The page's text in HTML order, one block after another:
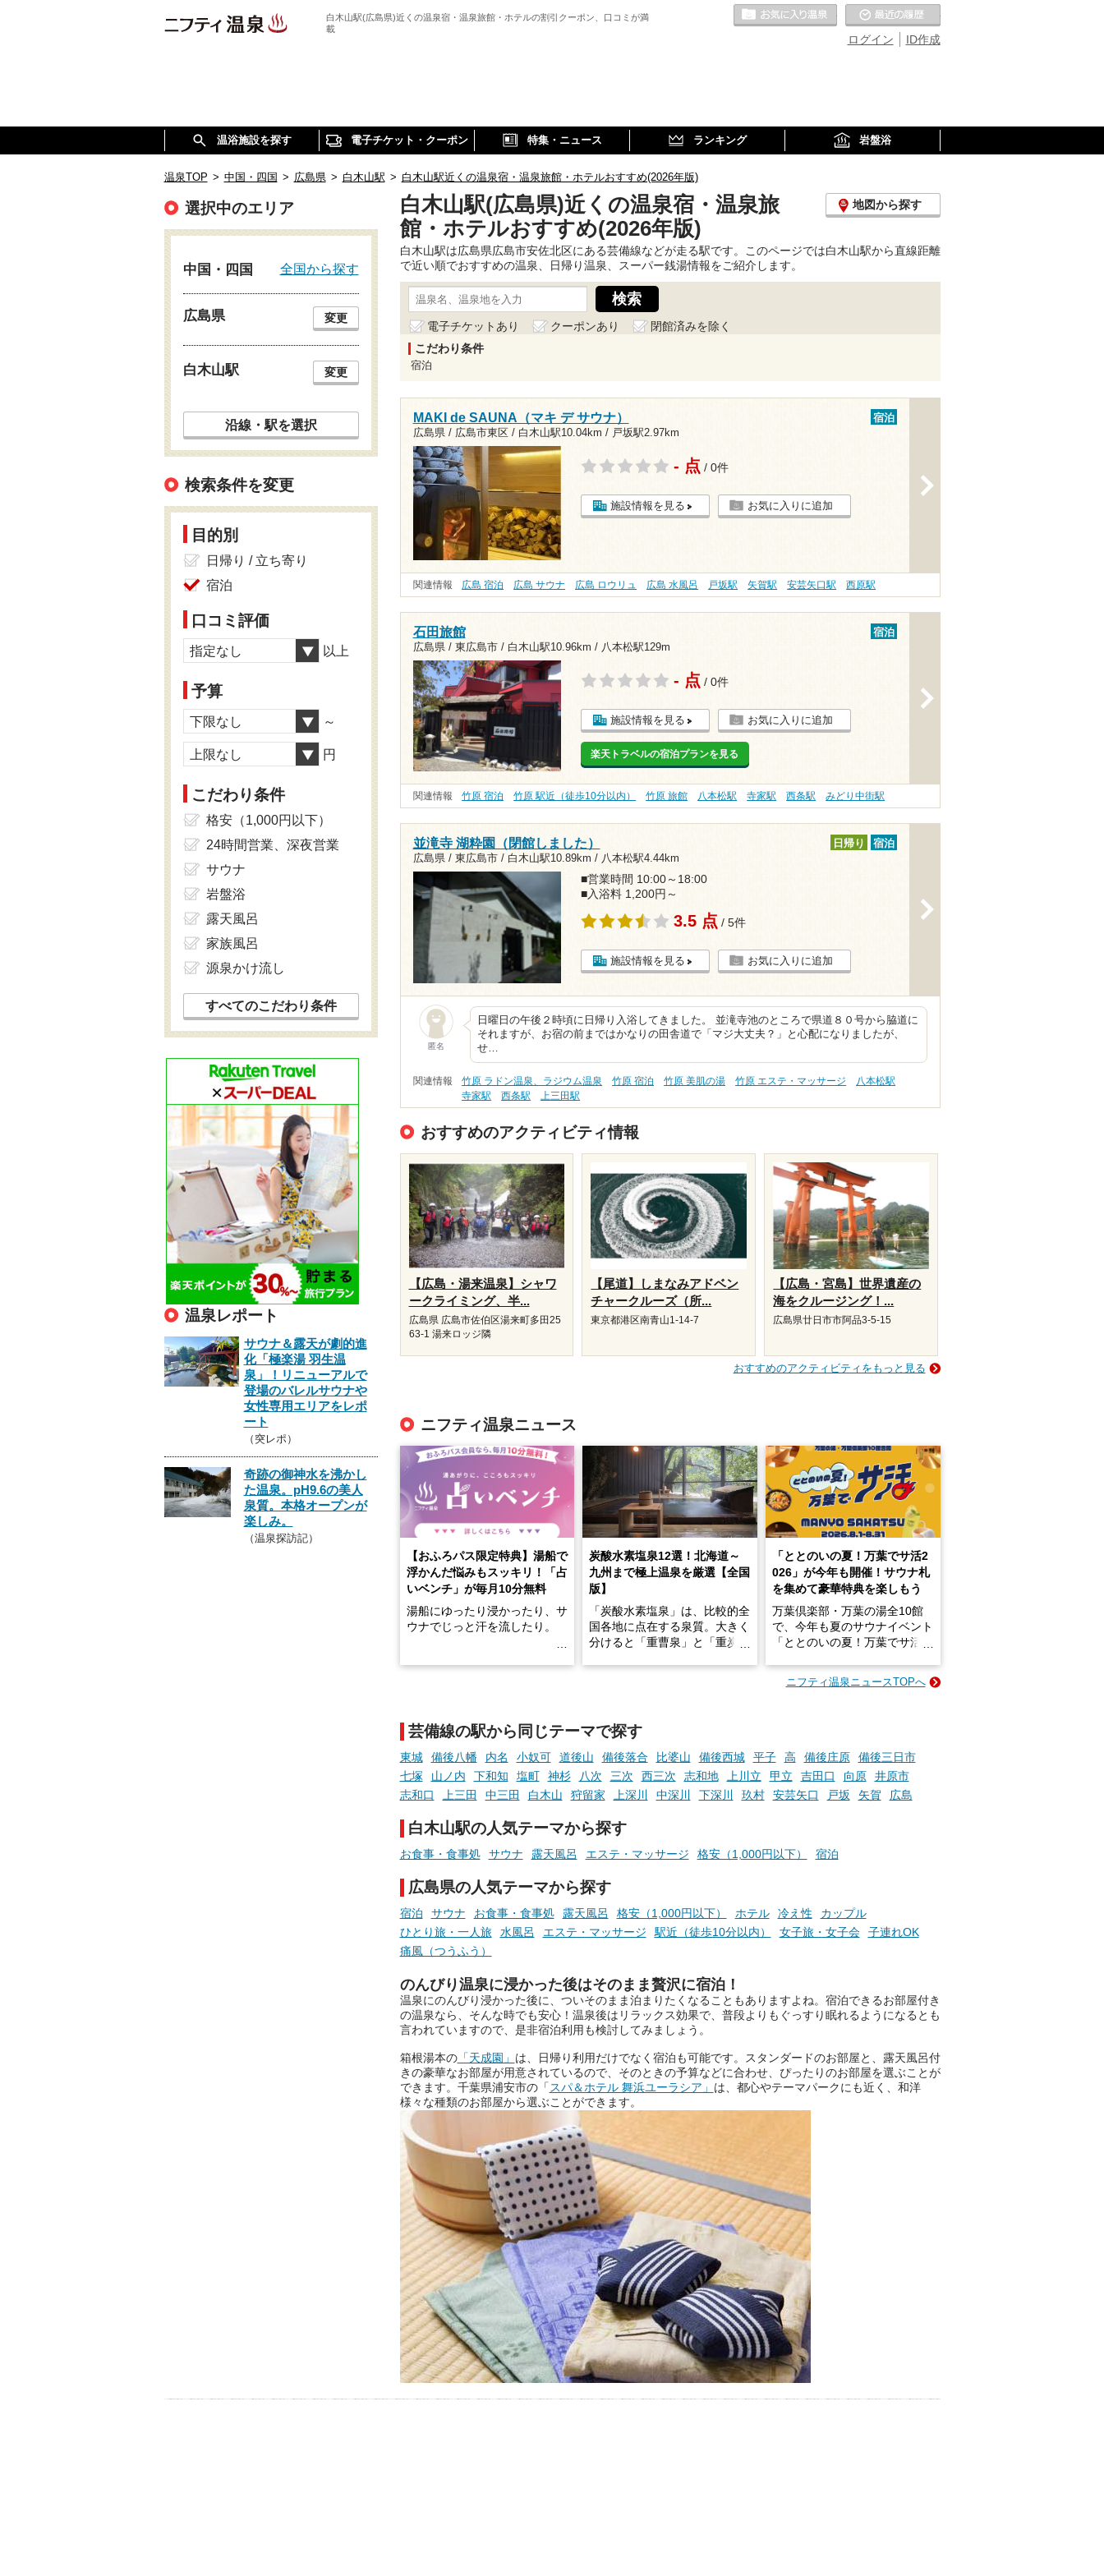
白木山駅(広島県)近くの温泉宿・温泉旅館・ホテルの割引クーポン、口コミが満
載
ID作成
ログイン
お気に入りの温泉
温浴施設を探す 電子チケット・クーポン 特集・ニュース ランキング 岩盤浴
温泉TOP > 中国・四国 > 広島県 > 白木山駅 > 白木山駅近くの温泉宿・温泉旅館・ホテルおすすめ(2026年版)
白木山駅(広島県)近くの温泉宿・温泉旅
館・ホテルおすすめ(2026年版)
地図から探す
白木山駅は広島県広島市安佐北区にある芸備線などが走る駅です。このページでは白木山駅から直線距離
で近い順でおすすめの温泉、日帰り温泉、スーパー銭湯情報をご紹介します。
電子チケットあり クーポンあり
閉館済みを除く
こだわり条件
宿泊
MAKI de SAUNA（マキ デ サウナ）
広島県 / 広島市東区 / 白木山駅10.04km / 戸坂駅2.97km
宿泊
- 点 / 0件
施設情報を見る お気に入りに追加
関連情報 広島 宿泊 広島 サウナ 広島 ロウリュ 広島 水風呂 戸坂駅 矢賀駅 安芸矢口駅 西原駅
石田旅館
広島県 / 東広島市 / 白木山駅10.96km / 八本松駅129m
宿泊
- 点 / 0件
施設情報を見る お気に入りに追加
楽天トラベルの宿泊プランを見る
関連情報 竹原 宿泊 竹原 駅近（徒歩10分以内） 竹原 旅館 八本松駅 寺家駅 西条駅 みどり中街駅
並滝寺 湖粋園（閉館しました）
広島県 / 東広島市 / 白木山駅10.89km / 八本松駅4.44km
日帰り 宿泊
■営業時間 10:00～18:00
■入浴料 1,200円～
3.5 点 / 5件
施設情報を見る お気に入りに追加
匿名
日曜日の午後２時頃に日帰り入浴してきました。 並滝寺池のところで県道８０号から脇道に
それますが、お宿の前まではかなりの田舎道で「マジ大丈夫？」と心配になりましたが、
せ…
関連情報 竹原 ラドン温泉、ラジウム温泉 竹原 宿泊 竹原 美肌の湯 竹原 エステ・マッサージ
八本松駅
寺家駅
西条駅 上三田駅
おすすめのアクティビティ情報
【広島・湯来温泉】シャワ
ークライミング、半...
広島県 広島市佐伯区湯来町多田25
63-1 湯来ロッジ隣
【尾道】しまなみアドベン
チャークルーズ（所...
東京都港区南青山1-14-7
【広島・宮島】世界遺産の
海をクルージング！...
広島県廿日市市阿品3-5-15
おすすめのアクティビティをもっと見る
ニフティ温泉ニュース
【おふろパス限定特典】湯船で
浮かんだ悩みもスッキリ！「占
いベンチ」が毎月10分無料
湯船にゆったり浸かったり、サ
ウナでじっと汗を流したり。
た「これからのこと」や「ちょ
っとした悩み」が、頭に浮かん
でくることはありませんか？
らこそ向き合える、大切な自分
そんな心のつぶやきを、湯あが
りの温まった心のまま相談でき
たら素敵ですよね。
は、そんなあなたの心のつぶや
きをプロの占い師に相談するこ
とができるサービスです。
おふろパス会員様なら、この特
別なひとときを「毎月10分無
料」でご利用いただけます。
お湯で体がほぐれたら、次は占
い師さんとお話しして、心もほ
ぐしてみませんか？
炭酸水素塩泉12選！北海道～
九州まで極上温泉を厳選【全国
版】
「炭酸水素塩泉」は、比較的全
国各地に点在する泉質。大きく
分けると「重曹泉」と「重炭酸
す。
今回は筆者自ら入浴した中か
ら、日本各地にある炭酸水素塩
泉を12施設セレクト。すべて
しと泉質の良さにこだわりつ
を厳選しました。
「ととのいの夏！万葉でサ活2
026」が今年も開催！サウナ札
を集めて豪華特典を楽しもう
万葉倶楽部・万葉の湯全10館
で、今年も夏のサウナイベント
「ととのいの夏！万葉でサ活2
2026年8月1日（土）～8月31
札」を集めることで、オリジナ
ルグッズや無料券などの特典と
交換可能。
ントも予定されています。ぜひ
───
提供元：万葉倶楽部株式会社
【PR】
ニフティ温泉ニュースTOPへ
芸備線の駅から同じテーマで探す
東城 備後八幡 内名 小奴可 道後山 備後落合 比婆山 備後西城 平子 高 備後庄原
備後三日市
七塚
山ノ内 下和知 塩町 神杉 八次 三次 西三次 志和地 上川立 甲立 吉田口 向原
井原市
志和口
上三田 中三田 白木山 狩留家 上深川 中深川 下深川 玖村 安芸矢口 戸坂 矢賀 広島
白木山駅の人気テーマから探す
お食事・食事処 サウナ 露天風呂 エステ・マッサージ 格安（1,000円以下） 宿泊
広島県の人気テーマから探す
宿泊 サウナ お食事・食事処 露天風呂 格安（1,000円以下） ホテル 冷え性
カップル
ひとり旅・一人旅
水風呂 エステ・マッサージ 駅近（徒歩10分以内） 女子旅・女子会
子連れOK
痛風（つうふう）
のんびり温泉に浸かった後はそのまま贅沢に宿泊！
温泉にのんびり浸かった後に、ついそのまま泊まりたくなることもありますよね。宿泊できるお部屋付き
の温泉なら、そんな時でも安心！温泉後はリラックス効果で、普段よりもぐっすり眠れるようになるとも
言われていますので、是非宿泊利用も検討してみましょう。
箱根湯本の「天成園」 は、日帰り利用だけでなく宿泊も可能です。スタンダードのお部屋と、露天風呂付
きの豪華なお部屋が用意されているので、そのときの予算などに合わせ、ぴったりのお部屋を選ぶことが
できます。千葉県浦安市の「スパ＆ホテル 舞浜ユーラシア」 は、都心やテーマパークにも近く、和洋
様々な種類のお部屋から選ぶことができます。
選択中のエリア
中国・四国 全国から探す
広島県 変更
白木山駅 変更
沿線・駅を選択
検索条件を変更
目的別
日帰り / 立ち寄り
宿泊
口コミ評価
指定なし 以上
予算
下限なし ～
上限なし 円
こだわり条件
格安（1,000円以下）
24時間営業、深夜営業
サウナ
岩盤浴
露天風呂
家族風呂
源泉かけ流し
すべてのこだわり条件
温泉レポート
サウナ＆露天が劇的進
化「極楽湯 羽生温
泉」！リニューアルで
登場のバレルサウナや
女性専用エリアをレポ
ート
（突レポ）
奇跡の御神水を沸かし
た温泉。pH9.6の美人
泉質。本格オープンが
楽しみ。
（温泉探訪記）